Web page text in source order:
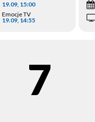
19.09, 15:00
Emocje TV
19.09, 14:55
7